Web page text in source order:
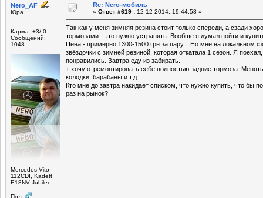
Nero_AF
Юра
Карма: +3/-0
Сообщений:
1048
Mercedes Vito
112CDI, Kadett
E18NV Jubilee
Пол:
Re: Nero-мобиль
« Ответ #619 : 12-12-2014, 19:44:58 »
Так как у меня зимняя резина стоит только спереди, а сзади
тормозами - это нужно устранять. Вообще я думал пойти и
Цена - примерно 1300-1500 грн за пару... Но мне на локальном
звёздочки с зимней резиной, которая откатала 1 сезон. Я
понравились. Завтра еду из забирать.
+ хочу отремонтировать себе полностью задние тормоза.
колодки, барабаны и т.д.
Кто мне до завтра накидает списком, что нужно купить, что бы
раз на рынок?